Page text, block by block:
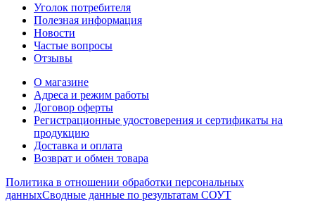
Уголок потребителя
Полезная информация
Новости
Частые вопросы
Отзывы
О магазине
Адреса и режим работы
Договор оферты
Регистрационные удостоверения и сертификаты на
продукцию
Доставка и оплата
Возврат и обмен товара
Политика в отношении обработки персональных
данныхСводные данные по результатам СОУТ